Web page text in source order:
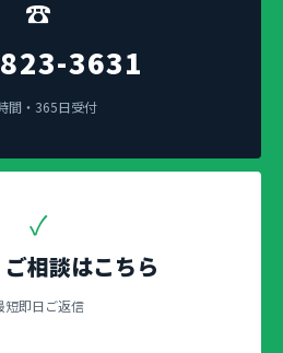
☎
3631
間・365日受付
✓
相談はこちら
短即日ご返信